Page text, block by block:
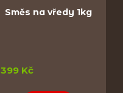
Směs na vředy 1kg
399 Kč